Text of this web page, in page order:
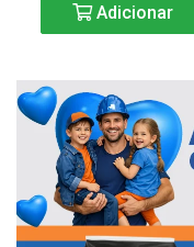
Adicionar